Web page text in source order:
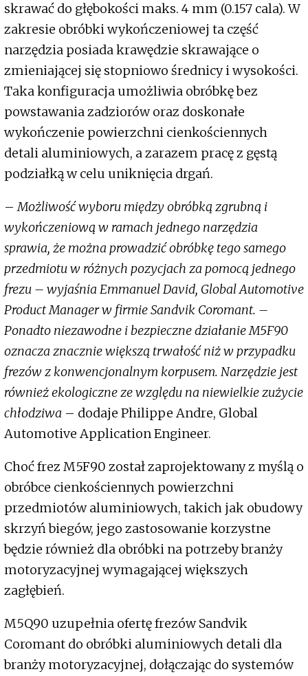
skrawać do głębokości maks. 4 mm (0.157 cala). W
zakresie obróbki wykończeniowej ta część
narzędzia posiada krawędzie skrawające o
zmieniającej się stopniowo średnicy i wysokości.
Taka konfiguracja umożliwia obróbkę bez
powstawania zadziorów oraz doskonałe
wykończenie powierzchni cienkościennych
detali aluminiowych, a zarazem pracę z gęstą
podziałką w celu uniknięcia drgań.
–Możliwość wyboru między obróbką zgrubną i
wykończeniową w ramach jednego narzędzia
sprawia, że można prowadzić obróbkę tego samego
przedmiotu w różnych pozycjach za pomocą jednego
frezu – wyjaśnia Emmanuel David, Global Automotive
Product Manager w firmie Sandvik Coromant. –
Ponadto niezawodne i bezpieczne działanie M5F90
oznacza znacznie większą trwałość niż w przypadku
frezów z konwencjonalnym korpusem. Narzędzie jest
również ekologiczne ze względu na niewielkie zużycie
chłodziwa – dodaje Philippe Andre, Global
Automotive Application Engineer.
Choć frez M5F90 został zaprojektowany z myślą o
obróbce cienkościennych powierzchni
przedmiotów aluminiowych, takich jak obudowy
skrzyń biegów, jego zastosowanie korzystne
będzie również dla obróbki na potrzeby branży
motoryzacyjnej wymagającej większych
zagłębień.
M5Q90 uzupełnia ofertę frezów Sandvik
Coromant do obróbki aluminiowych detali dla
branży motoryzacyjnej, dołączając do systemów